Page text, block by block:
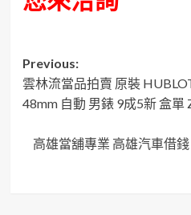
Post
navigation
Previous:
雲林流當品拍賣 原裝
48mm 自動 男錶 9成5新 盒單
高雄當舖專業 高雄汽車借